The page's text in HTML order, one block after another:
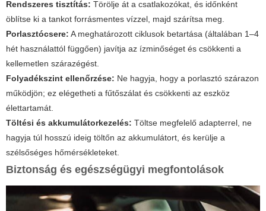
Rendszeres tisztítás: Törölje át a csatlakozókat, és időnként
öblítse ki a tankot forrásmentes vízzel, majd szárítsa meg.
Porlasztócsere: A meghatározott ciklusok betartása (általában 1–4
hét használattól függően) javítja az ízminőséget és csökkenti a
kellemetlen szárazégést.
Folyadékszint ellenőrzése: Ne hagyja, hogy a porlasztó szárazon
működjön; ez elégetheti a fűtőszálat és csökkenti az eszköz
élettartamát.
Töltési és akkumulátorkezelés: Töltse megfelelő adapterrel, ne
hagyja túl hosszú ideig töltőn az akkumulátort, és kerülje a
szélsőséges hőmérsékleteket.
Biztonság és egészségügyi megfontolások